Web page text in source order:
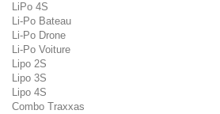
LiPo 4S
Li-Po Bateau
Li-Po Drone
Li-Po Voiture
Lipo 2S
Lipo 3S
Lipo 4S
Combo Traxxas